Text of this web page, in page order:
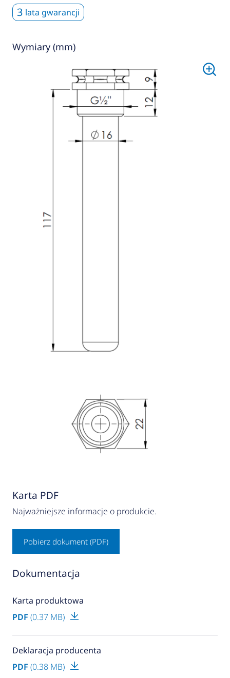
3 lata gwarancji
Wymiary (mm)
Karta PDF
Najważniejsze informacje o produkcie.
Pobierz dokument (PDF)
Dokumentacja
Karta produktowa
PDF (0.37 MB)
Deklaracja producenta
PDF (0.38 MB)